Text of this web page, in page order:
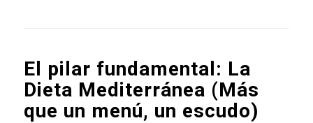
El pilar fundamental: La
Dieta Mediterránea (Más
que un menú, un escudo)